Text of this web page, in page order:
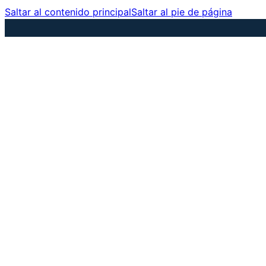
Saltar al contenido principalSaltar al pie de página